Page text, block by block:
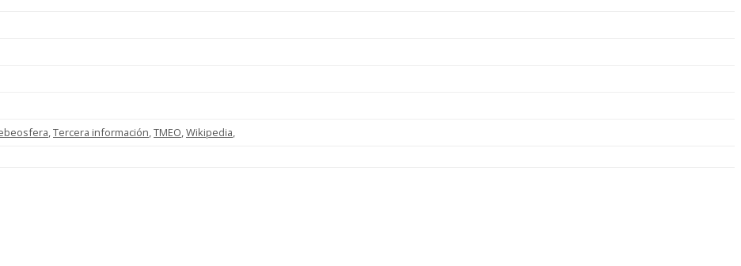
,Tercera información,TMEO,Wikipedia,